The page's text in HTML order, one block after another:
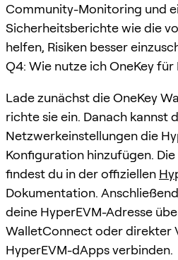
Community-Monitoring und
Sicherheitsberichte wie die
helfen, Risiken besser
Q4: Wie nutze ich OneKey für
Lade zunächst die OneKey
richte sie ein. Danach kannst
Netzwerkeinstellungen die
Konfiguration hinzufügen.
findest du in der offiziellen
Dokumentation.
deine HyperEVM-Adresse
WalletConnect oder direkter
HyperEVM-dApps verbinden.